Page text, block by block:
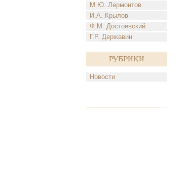
М.Ю. Лермонтов
И.А. Крылов
Ф.М. Достоевский
Г.Р. Державин
Рубрики
Новости